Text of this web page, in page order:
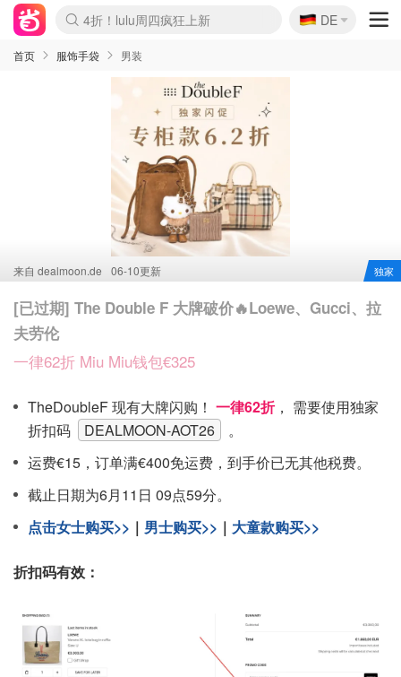
Boticinal 夏促开抢！
4折！lulu周四疯狂上新
还没结束！&OtherStories大促
Joybuy变相75折 随时失效
速领！Stanley独家85折
疑似霸哥！Camper额外叠85折
Zalando 奥莱闪促！每日更新
Moncler反季囤！5折起+叠9折
Coach Brooklyn仅€192
🇩🇪
DE
首页 服饰手袋 男装
来自 dealmoon.de 06-10更新 独家
[已过期] The Double F 大牌破价🔥Loewe、Gucci、拉
夫劳伦
一律62折 Miu Miu钱包€325
TheDoubleF 现有大牌闪购！ 一律62折， 需要使用独家
折扣码
DEALMOON-AOT26
。
运费€15，订单满€400免运费，到手价已无其他税费。
截止日期为6月11日 09点59分。
点击女士购买>> ｜ 男士购买>> ｜ 大童款购买>>
折扣码有效：